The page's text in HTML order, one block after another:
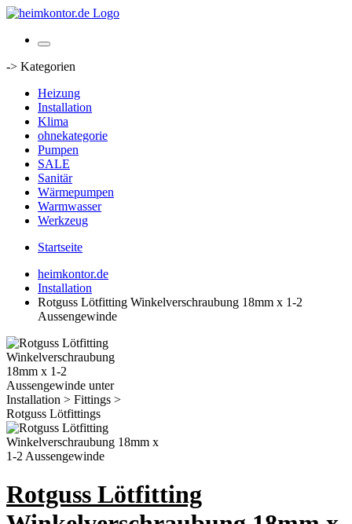
-> Kategorien
Heizung
Installation
Klima
ohnekategorie
Pumpen
SALE
Sanitär
Wärmepumpen
Warmwasser
Werkzeug
Startseite
heimkontor.de
Installation
Rotguss Lötfitting Winkelverschraubung 18mm x 1-2
Aussengewinde
Rotguss Lötfitting